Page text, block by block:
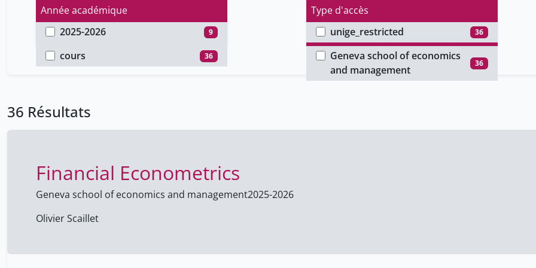
Année académique
2025-2026
9
2024-2025 27
Type d'accès
unige_restricted
36
Type de document
cours
36
Faculté
Geneva school of economics
and management
36
36 Résultats
Financial Econometrics
Geneva school of economics and management2025-2026
Olivier Scaillet